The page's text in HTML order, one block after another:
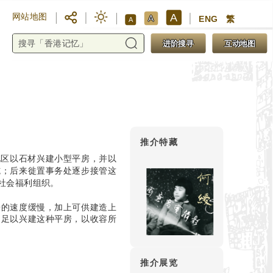
网站地图 A A A ENG 繁
进阶搜寻 互动地图
以石材兴建小型平房，并以
后来徙置事务处逐步接管这
会福利组织。
速度缓慢，加上可供建造上
以兴建这种平房，以收容所
推介特藏
推介展览